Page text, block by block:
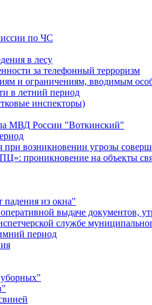
по ЧС
в лесу
за телефонный терроризм
и ограничениям, вводимым
в летний период
инспекторы)
МВД России "Воткинский"
возникновении угрозы
проникновение на объекты
падения из окна"
выдаче документов,
службе
период